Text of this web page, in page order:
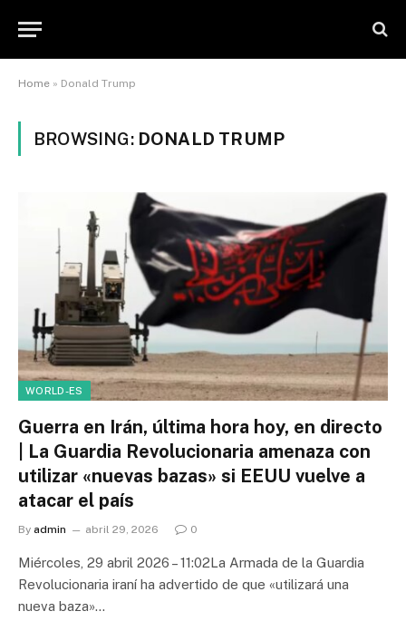
Home » Donald Trump
BROWSING: DONALD TRUMP
WORLD-ES
Guerra en Irán, última hora hoy, en directo
| La Guardia Revolucionaria amenaza con
utilizar «nuevas bazas» si EEUU vuelve a
atacar el país
By admin abril 29, 2026 0
Miércoles, 29 abril 2026 – 11:02La Armada de la Guardia
Revolucionaria iraní ha advertido de que «utilizará una
nueva baza»…